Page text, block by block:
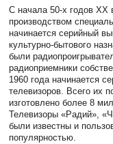
С начала 50-х годов ХХ
производством
начинается серийный
культурно-бытового
были
радиоприемники
1960 года начинается
телевизоров. Всего их
изготовлено более 8
Телевизоры «Радий»,
были известны и
популярностью.